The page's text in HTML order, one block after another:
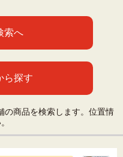
索へ
ら探す
商品を検索します。位置情